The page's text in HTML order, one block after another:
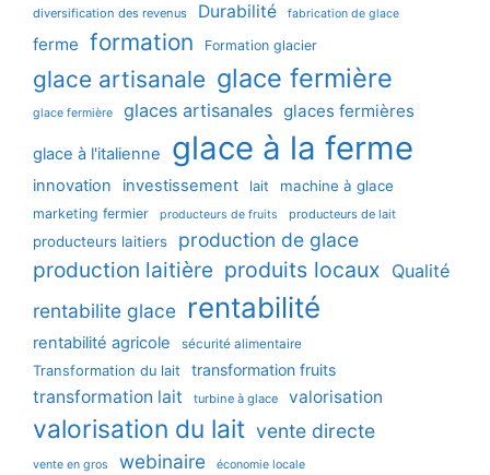
diversification des revenus Durabilité fabrication de glace
ferme formation Formation glacier
glace artisanale glace fermière
glace fermière glaces artisanales glaces fermières
glace à l'italienne glace à la ferme
innovation investissement lait machine à glace
marketing fermier producteurs de fruits producteurs de lait
producteurs laitiers production de glace
production laitière produits locaux Qualité
rentabilite glace rentabilité
rentabilité agricole sécurité alimentaire
Transformation du lait transformation fruits
transformation lait turbine à glace valorisation
valorisation du lait vente directe
vente en gros webinaire économie locale